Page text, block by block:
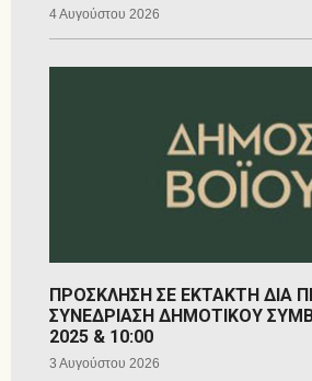
4 Αυγούστου 2026
ΠΡΟΣΚΛΗΣΗ ΣΕ ΕΚΤΑΚΤΗ ΔΙΑ
ΣΥΝΕΔΡΙΑΣΗ ΔΗΜΟΤΙΚΟΥ
2025 & 10:00
3 Αυγούστου 2026